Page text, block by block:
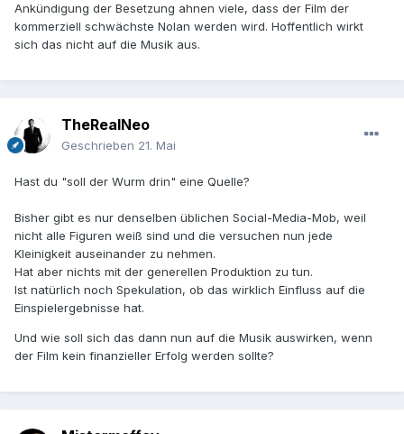
Ankündigung der Besetzung ahnen viele, dass der Film der
kommerziell schwächste Nolan werden wird. Hoffentlich wirkt
sich das nicht auf die Musik aus.
TheRealNeo
Geschrieben 21. Mai
Hast du "soll der Wurm drin" eine Quelle?
Bisher gibt es nur denselben üblichen Social-Media-Mob, weil
nicht alle Figuren weiß sind und die versuchen nun jede
Kleinigkeit auseinander zu nehmen.
Hat aber nichts mit der generellen Produktion zu tun.
Ist natürlich noch Spekulation, ob das wirklich Einfluss auf die
Einspielergebnisse hat.
Und wie soll sich das dann nun auf die Musik auswirken, wenn
der Film kein finanzieller Erfolg werden sollte?